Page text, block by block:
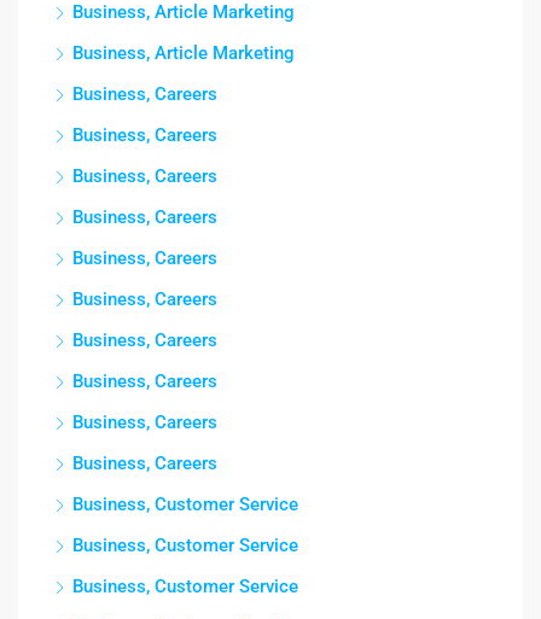
Business, Article Marketing
Business, Article Marketing
Business, Careers
Business, Careers
Business, Careers
Business, Careers
Business, Careers
Business, Careers
Business, Careers
Business, Careers
Business, Careers
Business, Careers
Business, Customer Service
Business, Customer Service
Business, Customer Service